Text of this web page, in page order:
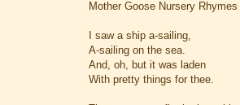
Mother Goose Nursery Rhymes
I saw a ship a-sailing,
A-sailing on the sea.
And, oh, but it was laden
With pretty things for thee.